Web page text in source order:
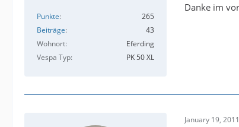
Punkte
265
Beiträge
43
Wohnort
Eferding
Vespa Typ
PK 50 XL
Danke im
January 19,